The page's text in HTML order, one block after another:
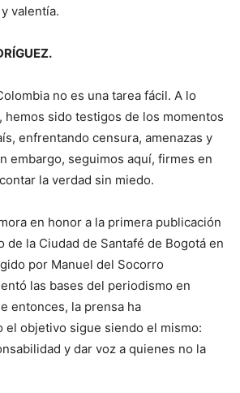
valentía.
no es una tarea fácil. A lo
hemos sido testigos de los momentos
enfrentando censura, amenazas y
embargo, seguimos aquí, firmes en
la verdad sin miedo.
en honor a la primera publicación
de la Ciudad de Santafé de Bogotá en
por Manuel del Socorro
las bases del periodismo en
entonces, la prensa ha
el objetivo sigue siendo el mismo:
y dar voz a quienes no la